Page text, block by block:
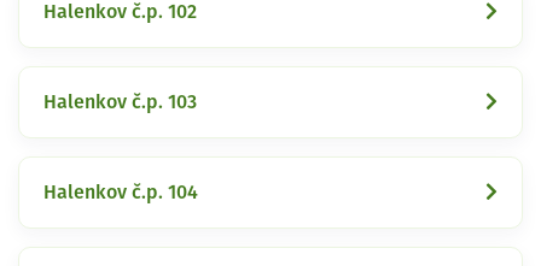
Halenkov č.p. 102
Halenkov č.p. 103
Halenkov č.p. 104